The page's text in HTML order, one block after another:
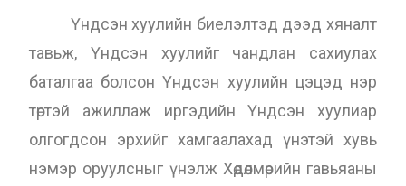
Үндсэн хуулийн биелэлтэд дээд хяналт
тавьж, Үндсэн хуулийг чандлан сахиулах
баталгаа болсон Үндсэн хуулийн цэцэд нэр
төртэй ажиллаж иргэдийн Үндсэн хуулиар
олгогдсон эрхийг хамгаалахад үнэтэй хувь
нэмэр оруулсныг үнэлж Хөдөлмөрийн гавьяаны